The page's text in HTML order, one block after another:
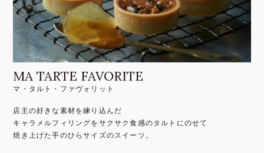
MA TARTE FAVORITE
マ・タルト・ファヴォリット
店主の好きな素材を練り込んだ
キャラメルフィリングをサクサク食感のタルトにのせて
焼き上げた手のひらサイズのスイーツ。